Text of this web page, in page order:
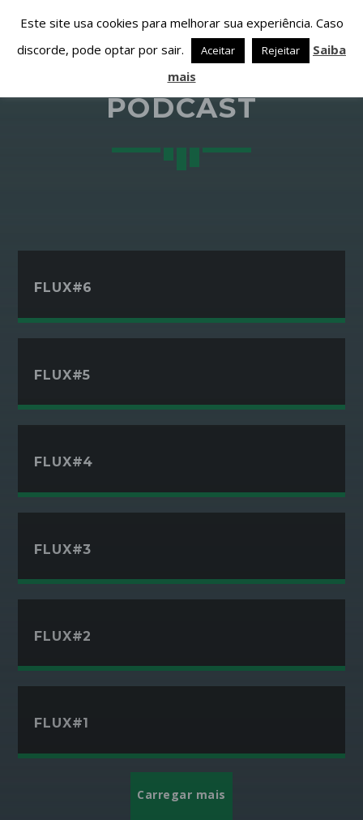
Pinterest
PODCAST
FLUX#6
FLUX#5
FLUX#4
FLUX#3
FLUX#2
FLUX#1
Carregar mais
Este site usa cookies para melhorar sua experiência. Caso
discorde, pode optar por sair.
Aceitar Rejeitar
Saiba
mais